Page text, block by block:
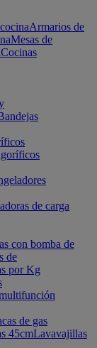
Armarios de
Mesas de
Cocinas
de carga
con bomba de
de
por Kg
de gas
45cmLavavajillas